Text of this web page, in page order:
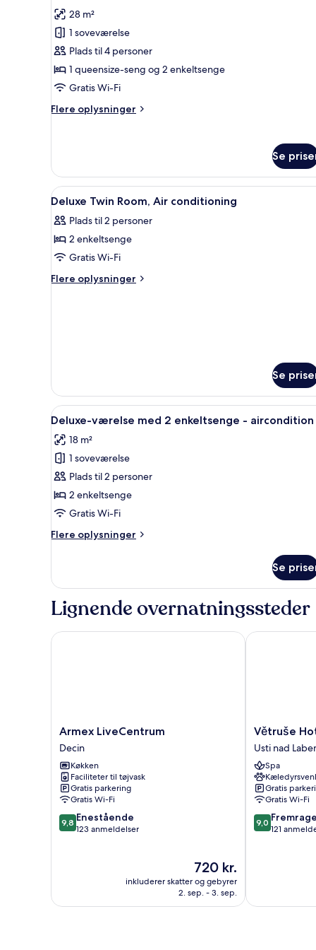
af
Quadruple
Room,
Air
Conditioning
anmeldelse)
28 m²
1 soveværelse
Plads til 4 personer
1 queensize-seng og 2 enkeltsenge
Gratis Wi-Fi
Flere oplysninger
Flere
Air
Conditioning
Se
Indlæs
alle
billeder
af
Deluxe
Twin
Pengeskab på værelset,
6
Deluxe Twin Room, Air conditioning
Plads til 2 personer
2 enkeltsenge
Gratis Wi-Fi
Flere oplysninger
Flere
Se
Indlæs
alle
billeder
af
Deluxe-
værelse
med
enkeltsenge
Et værelse med to senge,
6
Deluxe-værelse med 2 enkeltsenge - aircondition
18 m²
1 soveværelse
Plads til 2 personer
2 enkeltsenge
Gratis Wi-Fi
Flere oplysninger
Flere
værelse
-
Se
Lignende overnatningssteder
Armex
LiveCentrum
Decin
Armex LiveCentrum
Decin
Køkken
Faciliteter til tøjvask
Gratis parkering
Gratis Wi-Fi
9.8
ud
9,8 Enestående
123 anmeldelser
Prisen
720 kr.
720 kr.
inkluderer skatter og gebyrer
2. sep. - 3. sep.
Armex LiveCentrum
Větruše
Hotel
Restaurant
Usti
nad
Labem
Větruše
Usti nad
Spa
Gratis
Gratis Wi-Fi
9.0
ud
9,0
121
Větruše Hotel